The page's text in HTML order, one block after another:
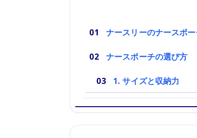
ナースリーのナースポ
ナースポーチの選び方
1. サイズと収納力